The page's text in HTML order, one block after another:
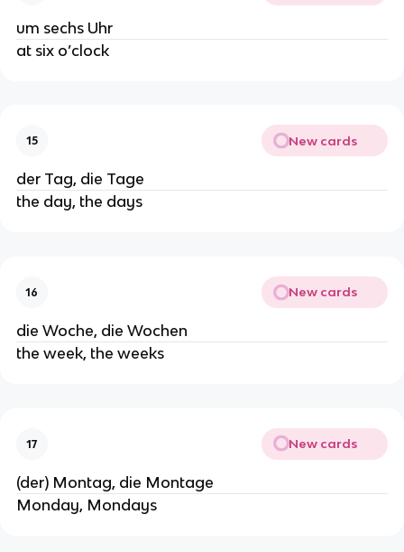
um sechs Uhr
at six o’clock
15 New cards
der Tag, die Tage
the day, the days
16 New cards
die Woche, die Wochen
the week, the weeks
17 New cards
(der) Montag, die Montage
Monday, Mondays